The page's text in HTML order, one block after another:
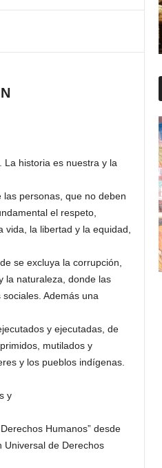
La historia es nuestra y la
personas, que no deben
el respeto,
la libertad y la equidad,
se excluya la corrupción,
la naturaleza, donde las
Además una
y ejecutadas, de
mutilados y
y los pueblos indígenas.
y
Humanos” desde
Universal de Derechos